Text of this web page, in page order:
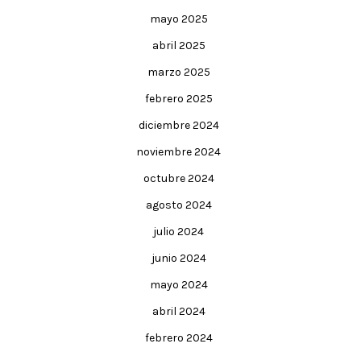
mayo 2025
abril 2025
marzo 2025
febrero 2025
diciembre 2024
noviembre 2024
octubre 2024
agosto 2024
julio 2024
junio 2024
mayo 2024
abril 2024
febrero 2024